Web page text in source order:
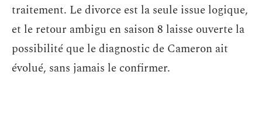
traitement. Le divorce est la seule issue logique,
et le retour ambigu en saison 8 laisse ouverte la
possibilité que le diagnostic de Cameron ait
évolué, sans jamais le confirmer.